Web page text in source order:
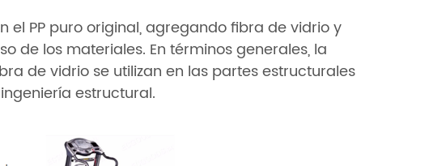
el PP puro original, agregando fibra de vidrio y
de los materiales. En términos generales, la
de vidrio se utilizan en las partes estructurales
estructural.